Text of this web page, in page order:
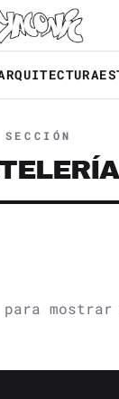
principal
SECCIÓN
mostrar